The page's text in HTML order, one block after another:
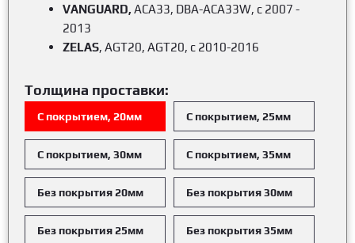
VANGUARD, АСА33, DBA-ACA33W, с 2007 -
2013
ZELAS, AGT20, AGT20, c 2010-2016
Толщина проставки:
С покрытием, 20мм С покрытием, 25мм
С покрытием, 30мм С покрытием, 35мм
Без покрытия 20мм Без покрытия 30мм
Без покрытия 25мм Без покрытия 35мм